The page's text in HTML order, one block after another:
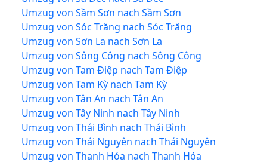
Umzug von Sầm Sơn nach Sầm Sơn
Umzug von Sóc Trăng nach Sóc Trăng
Umzug von Sơn La nach Sơn La
Umzug von Sông Công nach Sông Công
Umzug von Tam Điệp nach Tam Điệp
Umzug von Tam Kỳ nach Tam Kỳ
Umzug von Tân An nach Tân An
Umzug von Tây Ninh nach Tây Ninh
Umzug von Thái Bình nach Thái Bình
Umzug von Thái Nguyên nach Thái Nguyên
Umzug von Thanh Hóa nach Thanh Hóa